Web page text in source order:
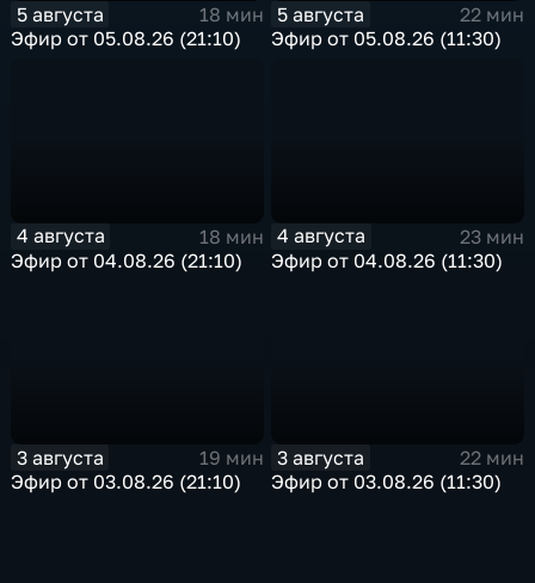
5 августа
18 мин
Эфир от 05.08.26 (21:10)
5 августа
22 мин
Эфир от 05.08.26 (11:30)
4 августа
18 мин
Эфир от 04.08.26 (21:10)
4 августа
23 мин
Эфир от 04.08.26 (11:30)
3 августа
19 мин
Эфир от 03.08.26 (21:10)
3 августа
22 мин
Эфир от 03.08.26 (11:30)